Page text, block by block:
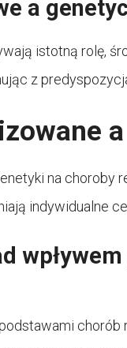
a
istotną rolę,
z
na choroby
indywidualne